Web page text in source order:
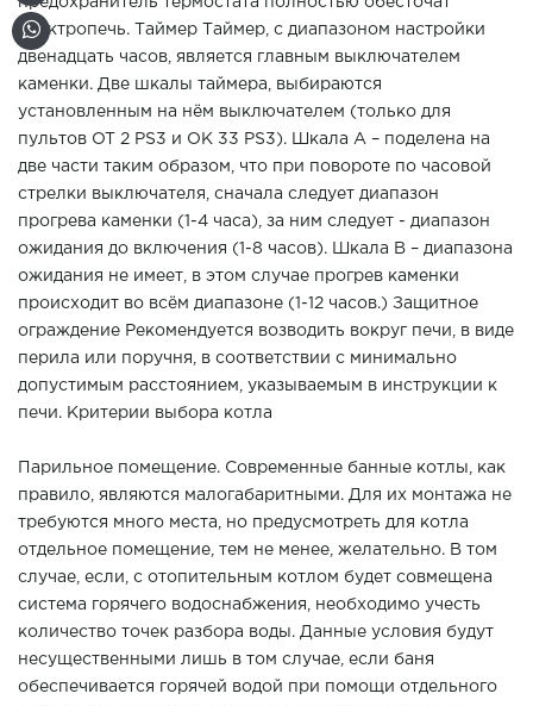
электропечь. Таймер Таймер, с диапазоном настройки
двенадцать часов, является главным выключателем
каменки. Две шкалы таймера, выбираются
установленным на нём выключателем (только для
пультов OT 2 PS3 и OK 33 PS3). Шкала А – поделена на
две части таким образом, что при повороте по часовой
стрелки выключателя, сначала следует диапазон
прогрева каменки (1-4 часа), за ним следует - диапазон
ожидания до включения (1-8 часов). Шкала В – диапазона
ожидания не имеет, в этом случае прогрев каменки
происходит во всём диапазоне (1-12 часов.) Защитное
ограждение Рекомендуется возводить вокруг печи, в виде
перила или поручня, в соответствии с минимально
допустимым расстоянием, указываемым в инструкции к
печи. Критерии выбора котла
Парильное помещение. Современные банные котлы, как
правило, являются малогабаритными. Для их монтажа не
требуются много места, но предусмотреть для котла
отдельное помещение, тем не менее, желательно. В том
случае, если, с отопительным котлом будет совмещена
система горячего водоснабжения, необходимо учесть
количество точек разбора воды. Данные условия будут
несущественными лишь в том случае, если баня
обеспечивается горячей водой при помощи отдельного